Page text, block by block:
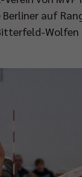
auf
Wolfen